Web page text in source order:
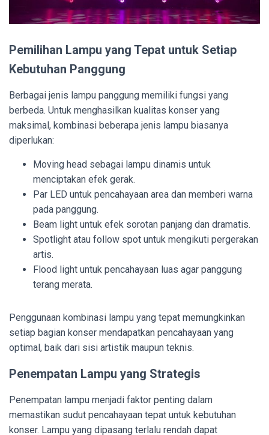
Pemilihan Lampu yang Tepat untuk Setiap
Kebutuhan Panggung
Berbagai jenis lampu panggung memiliki fungsi yang
berbeda. Untuk menghasilkan kualitas konser yang
maksimal, kombinasi beberapa jenis lampu biasanya
diperlukan:
Moving head sebagai lampu dinamis untuk
menciptakan efek gerak.
Par LED untuk pencahayaan area dan memberi warna
pada panggung.
Beam light untuk efek sorotan panjang dan dramatis.
Spotlight atau follow spot untuk mengikuti pergerakan
artis.
Flood light untuk pencahayaan luas agar panggung
terang merata.
Penggunaan kombinasi lampu yang tepat memungkinkan
setiap bagian konser mendapatkan pencahayaan yang
optimal, baik dari sisi artistik maupun teknis.
Penempatan Lampu yang Strategis
Penempatan lampu menjadi faktor penting dalam
memastikan sudut pencahayaan tepat untuk kebutuhan
konser. Lampu yang dipasang terlalu rendah dapat